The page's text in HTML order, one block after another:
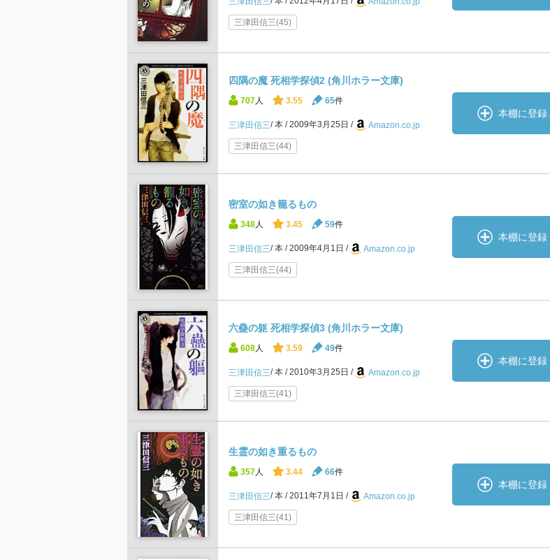
三津田信三(45)
四隅の魔 死相学探偵2 (角川ホラー文庫)
707 人 3.55 65件
三津田信三 本 2009年3月25日 Amazon.co.jp
三津田信三(44)
本棚に登録
密室の如き籠るもの
348 人 3.45 59件
三津田信三 本 2009年4月1日 Amazon.co.jp
三津田信三(44)
本棚に登録
六蠱の躯 死相学探偵3 (角川ホラー文庫)
608 人 3.59 49件
三津田信三 本 2010年3月25日 Amazon.co.jp
三津田信三(41)
本棚に登録
生霊の如き重るもの
357 人 3.44 66件
三津田信三 本 2011年7月1日 Amazon.co.jp
三津田信三(41)
本棚に登録